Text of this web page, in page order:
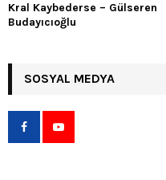
Kral Kaybederse – Gülseren
Budayıcıoğlu
SOSYAL MEDYA